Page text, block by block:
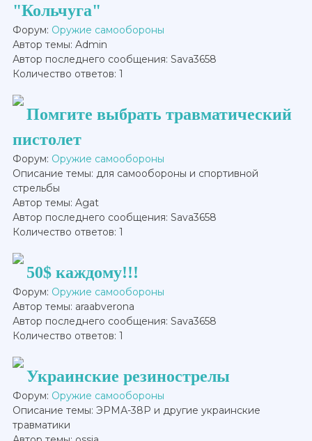
"Кольчуга"
Форум: Оружие самообороны
Автор темы: Admin
Автор последнего сообщения: Sava3658
Количество ответов: 1
Помгите выбрать травматический
пистолет
Форум: Оружие самообороны
Описание темы: для самообороны и спортивной
стрельбы
Автор темы: Agat
Автор последнего сообщения: Sava3658
Количество ответов: 1
50$ каждому!!!
Форум: Оружие самообороны
Автор темы: araabverona
Автор последнего сообщения: Sava3658
Количество ответов: 1
Украинские резинострелы
Форум: Оружие самообороны
Описание темы: ЭРМА-38Р и другие украинские
травматики